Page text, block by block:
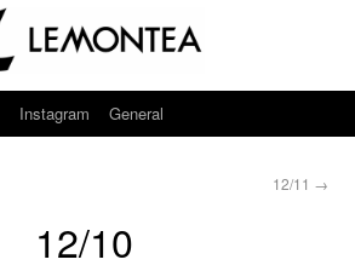
Instagram General
12/11 →
12/10